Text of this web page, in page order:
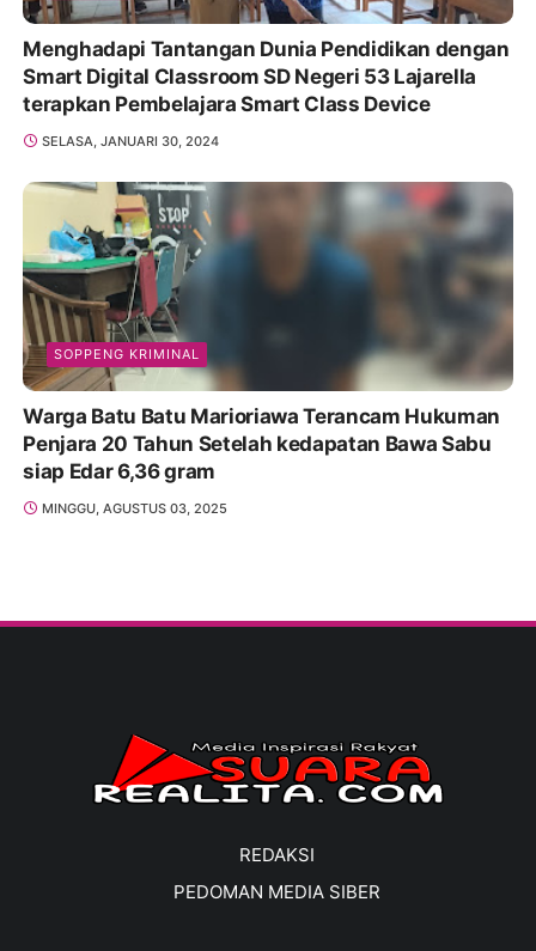
Menghadapi Tantangan Dunia Pendidikan dengan
Smart Digital Classroom SD Negeri 53 Lajarella
terapkan Pembelajara Smart Class Device
SELASA, JANUARI 30, 2024
SOPPENG KRIMINAL
Warga Batu Batu Marioriawa Terancam Hukuman
Penjara 20 Tahun Setelah kedapatan Bawa Sabu
siap Edar 6,36 gram
MINGGU, AGUSTUS 03, 2025
REDAKSI
PEDOMAN MEDIA SIBER